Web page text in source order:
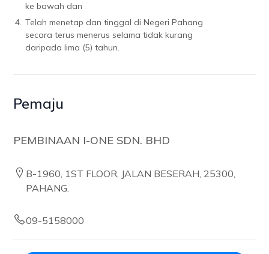
ke bawah dan
4. Telah menetap dan tinggal di Negeri Pahang
secara terus menerus selama tidak kurang
daripada lima (5) tahun.
Pemaju
PEMBINAAN I-ONE SDN. BHD
B-1960, 1ST FLOOR, JALAN BESERAH, 25300,
PAHANG.
09-5158000